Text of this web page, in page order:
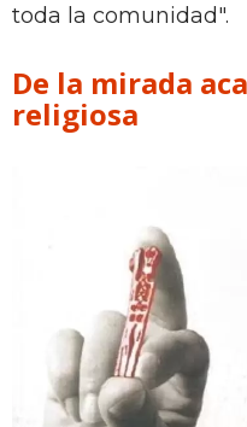
toda la comunidad".
De la mirada
religiosa